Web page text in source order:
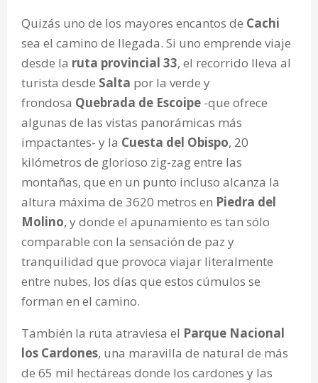
Quizás uno de los mayores encantos de Cachi
sea el camino de llegada. Si uno emprende viaje
desde la ruta provincial 33, el recorrido lleva al
turista desde Salta por la verde y
frondosa Quebrada de Escoipe -que ofrece
algunas de las vistas panorámicas más
impactantes- y la Cuesta del Obispo, 20
kilómetros de glorioso zig-zag entre las
montañas, que en un punto incluso alcanza la
altura máxima de 3620 metros en Piedra del
Molino, y donde el apunamiento es tan sólo
comparable con la sensación de paz y
tranquilidad que provoca viajar literalmente
entre nubes, los días que estos cúmulos se
forman en el camino.
También la ruta atraviesa el Parque Nacional
los Cardones, una maravilla de natural de más
de 65 mil hectáreas donde los cardones y las